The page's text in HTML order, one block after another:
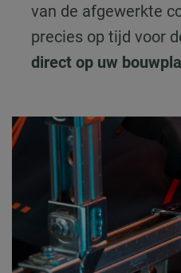
van de afgewerkte
precies op tijd voor
direct op uw